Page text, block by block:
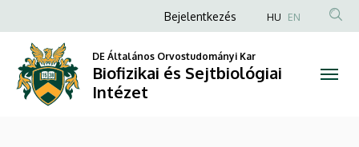
Biofizikai
és
Sejtbiológiai
a
tartalomra
Anonim
fiók
menüje
Bejelentkezés HU EN
DE Általános Orvostudományi Kar
Biofizikai és Sejtbiológiai
Intézet